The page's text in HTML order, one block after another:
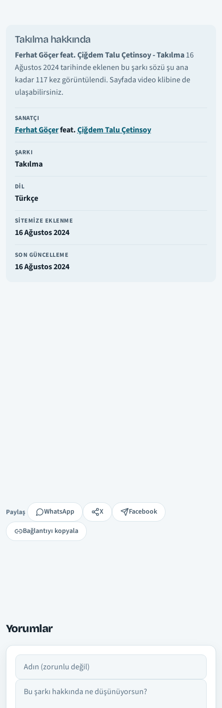
Takılma hakkında
Ferhat Göçer feat. Çiğdem Talu Çetinsoy - Takılma16
Ağustos 2024 tarihinde eklenen bu şarkı sözü şu ana
kadar 117 kez görüntülendi. Sayfada video klibine de
ulaşabilirsiniz.
SANATÇI
Ferhat Göçerfeat.Çiğdem Talu Çetinsoy
ŞARKI
Takılma
DIL
Türkçe
SITEMIZE EKLENME
16 Ağustos 2024
SON GÜNCELLEME
16 Ağustos 2024
Paylaş
Paylaş WhatsApp X
Facebook
Bağlantıyı kopyala
Yorumlar
Adın
Yorumun